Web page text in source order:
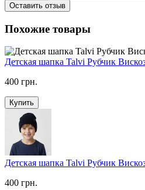
Оставить отзыв
Похожие товары
Детская шапка Talvi Рубчик
400 грн.
Купить
Детская шапка Talvi Рубчик
400 грн.